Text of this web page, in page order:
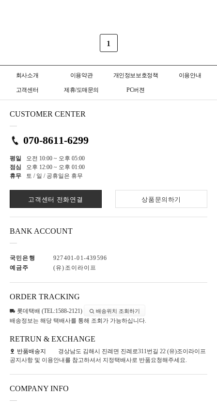
1
회사소개 이용약관 개인정보보호정책 이용안내
고객센터 제휴/도매문의 PC버젼
CUSTOMER CENTER
070-8611-6299
평일
오전 10:00 ~ 오후 05:00
점심
오후 12:00 ~ 오후 01:00
휴무
토 / 일 / 공휴일은 휴무
고객센터 전화연결 상품문의하기
BANK ACCOUNT
국민은행
927401-01-439596
예금주
(유)조이라이프
ORDER TRACKING
롯데택배 (TEL:1588-2121) 배송위치 조회하기
배송정보는 해당 택배사를 통해 조회가 가능하십니다.
RETRUN & EXCHANGE
반품배송지
경상남도 김해시 진례면 진례로311번길 22 (유)조이라이프
공지사항 및 이용안내를 참고하셔서 지정택배사로 반품요청해주세요.
COMPANY INFO